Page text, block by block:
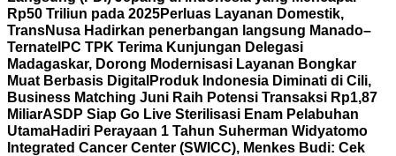
Rp50 Triliun pada 2025Perluas Layanan Domestik,
TransNusa Hadirkan penerbangan langsung Manado–
Ternate IPC TPK Terima Kunjungan Delegasi
Madagaskar, Dorong Modernisasi Layanan Bongkar
Muat Berbasis Digital Produk Indonesia Diminati di Cili,
Business Matching Juni Raih Potensi Transaksi Rp1,87
MiliarASDP Siap Go Live Sterilisasi Enam Pelabuhan
UtamaHadiri Perayaan 1 Tahun Suherman Widyatomo
Integrated Cancer Center (SWICC), Menkes Budi: Cek